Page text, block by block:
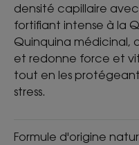
densité capillaire
fortifiant intense à la
Quinquina médicinal,
et redonne force et
tout en les
stress.
Formule d'origine